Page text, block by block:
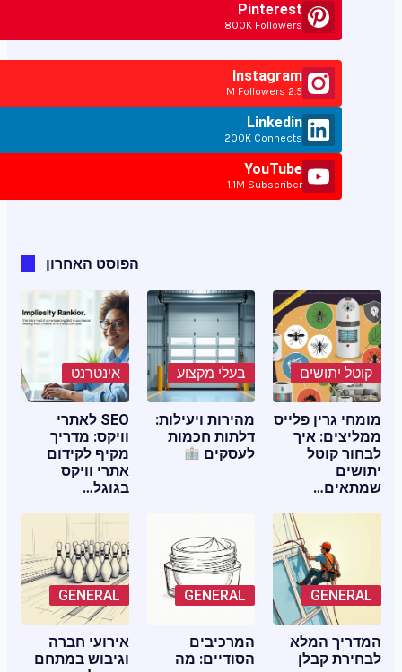
Pinterest
800K Followers
Instagram
2.5 M Followers
Linkedin
200K Connects
YouTube
1.1M Subscriber
הפוסט האחרון
קוטל יתושים
מומחי גרין פלייס
ממליצים: איך
לבחור קוטל
יתושים
שמתאים…
בעלי מקצוע
מהירות ויעילות:
דלתות חכמות
לעסקים
אינטרנט
SEO לאתרי
וויקס: מדריך
מקיף לקידום
אתרי וויקס
בגוגל…
GENERAL
המדריך המלא
לבחירת קבלן
GENERAL
המרכיבים
הסודיים: מה
GENERAL
אירועי חברה
וגיבוש במתחם